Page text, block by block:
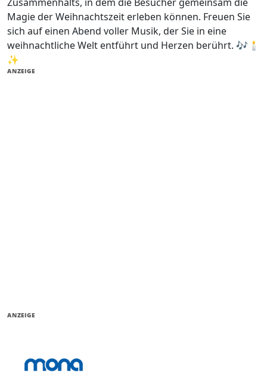
Magie der Weihnachtszeit erleben können. Freuen Sie
sich auf einen Abend voller Musik, der Sie in eine
weihnachtliche Welt entführt und Herzen berührt. 🎶🕯️
✨
ANZEIGE
ANZEIGE